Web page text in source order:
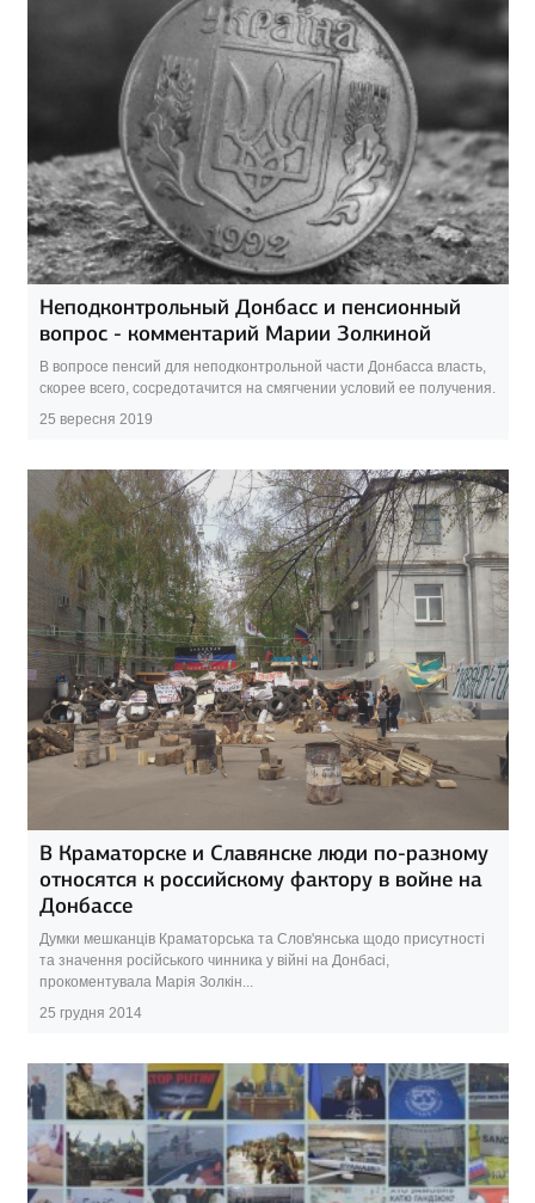
Неподконтрольный Донбасс и пенсионный
вопрос - комментарий Марии Золкиной
В вопросе пенсий для неподконтрольной части Донбасса власть,
скорее всего, сосредотачится на смягчении условий ее получения.
25 вересня 2019
В Краматорске и Славянске люди по-разному
относятся к российскому фактору в войне на
Донбассе
Думки мешканців Краматорська та Слов'янська щодо присутності
та значення російського чинника у війні на Донбасі,
прокоментувала Марія Золкін...
25 грудня 2014